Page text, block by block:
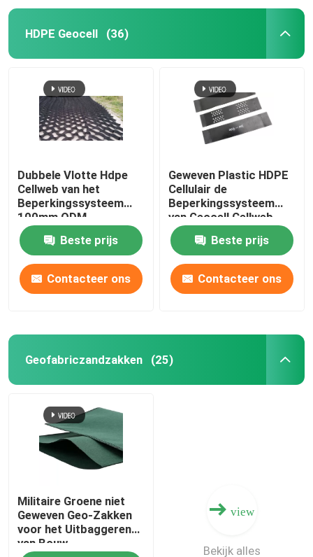
HDPE Geocell (36)
Dubbele Vlotte Hdpe
Cellweb van het
Beperkingssysteem
100mm ODM
Beste prijs
Contacteer ons
Geweven Plastic HDPE
Cellulair de
Beperkingssysteem
van Geocell Cellweb
voor Wegenbouw
Beste prijs
Contacteer ons
Geofabriczandzakken (25)
Militaire Groene niet
Geweven Geo-Zakken
voor het Uitbaggeren
van Bouw
view
Bekijk alles